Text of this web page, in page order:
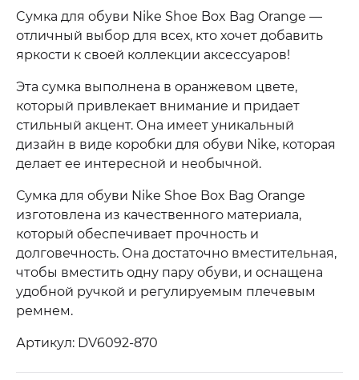
Cумка для обуви Nike Shoe Box Bag Orange —
отличный выбор для всех, кто хочет добавить
яркости к своей коллекции аксессуаров!
Эта сумка выполнена в оранжевом цвете,
который привлекает внимание и придает
стильный акцент. Она имеет уникальный
дизайн в виде коробки для обуви Nike, которая
делает ее интересной и необычной.
Сумка для обуви Nike Shoe Box Bag Orange
изготовлена из качественного материала,
который обеспечивает прочность и
долговечность. Она достаточно вместительная,
чтобы вместить одну пару обуви, и оснащена
удобной ручкой и регулируемым плечевым
ремнем.
Артикул: DV6092-870